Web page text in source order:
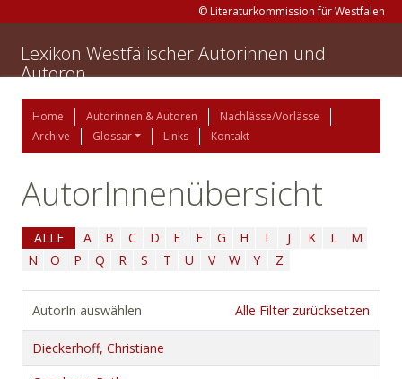
© Literaturkommission für Westfalen
Lexikon Westfälischer Autorinnen und
Autoren
Home Autorinnen & Autoren
Nachlässe/Vorlässe
Archive
Glossar Links Kontakt
AutorInnenübersicht
ALLE A B C D E F G H I J K L
M
N
O P Q R S T U V W Y Z
Alle Filter zurücksetzen
AutorIn auswählen
Dieckerhoff, Christiane